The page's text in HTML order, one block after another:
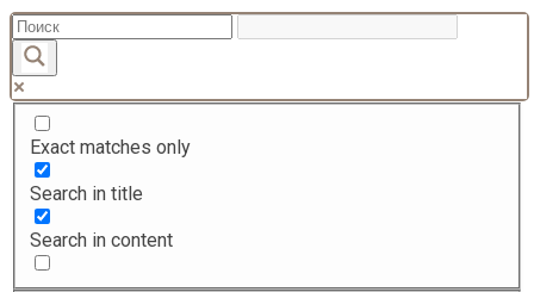
Перейти
к
содержанию
Exact matches only
Search in title
Search in content